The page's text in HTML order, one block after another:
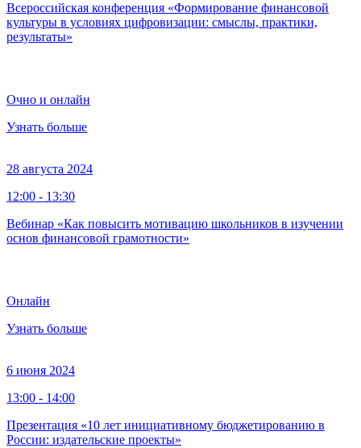
Всероссийская конференция «Формирование финансовой
культуры в условиях цифровизации: смыслы, практики,
результаты»
Очно и онлайн
Узнать больше
28 августа 2024
12:00 - 13:30
Вебинар «Как повысить мотивацию школьников в изучении
основ финансовой грамотности»
Онлайн
Узнать больше
6 июня 2024
13:00 - 14:00
Презентация «10 лет инициативному бюджетированию в
России: издательские проекты»